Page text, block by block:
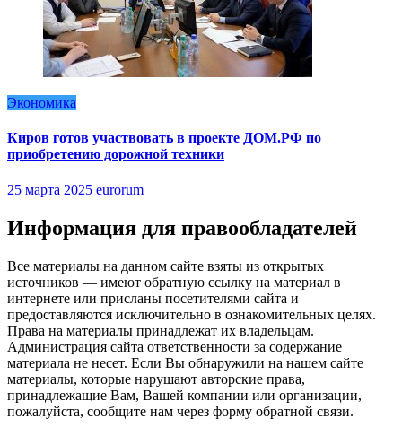
Экономика
Киров готов участвовать в проекте ДОМ.РФ по
приобретению дорожной техники
25 марта 2025 eurorum
Информация для правообладателей
Все материалы на данном сайте взяты из открытых
источников — имеют обратную ссылку на материал в
интернете или присланы посетителями сайта и
предоставляются исключительно в ознакомительных целях.
Права на материалы принадлежат их владельцам.
Администрация сайта ответственности за содержание
материала не несет. Если Вы обнаружили на нашем сайте
материалы, которые нарушают авторские права,
принадлежащие Вам, Вашей компании или организации,
пожалуйста, сообщите нам через форму обратной связи.